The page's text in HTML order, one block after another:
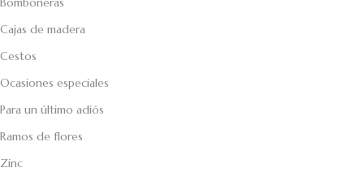
Cajas de madera
Cestos
Ocasiones especiales
Para un último adiós
Ramos de flores
Zinc